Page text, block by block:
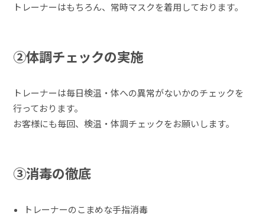
トレーナーはもちろん、常時マスクを着用しております。
②体調チェックの実施
トレーナーは毎日検温・体への異常がないかのチェックを
行っております。
お客様にも毎回、検温・体調チェックをお願いします。
③消毒の徹底
トレーナーのこまめな手指消毒